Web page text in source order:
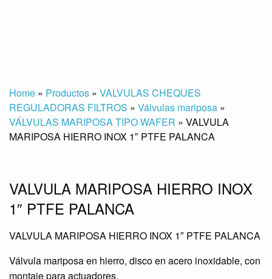
Home » Productos » VALVULAS CHEQUES
REGULADORAS FILTROS » Válvulas mariposa »
VÁLVULAS MARIPOSA TIPO WAFER » VALVULA
MARIPOSA HIERRO INOX 1″ PTFE PALANCA
VALVULA MARIPOSA HIERRO INOX
1″ PTFE PALANCA
VALVULA MARIPOSA HIERRO INOX 1″ PTFE PALANCA
Válvula mariposa en hierro, disco en acero inoxidable, con
montaje para actuadores.